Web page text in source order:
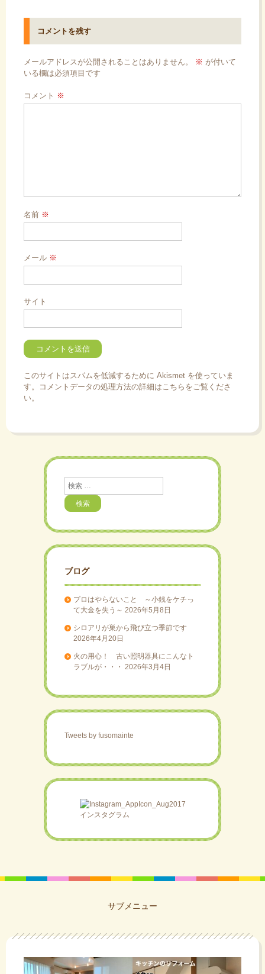
ビ
ゲ
シ
ン
コメントを残す
メールアドレスが公開されることはありません。 ※ が付いて
いる欄は必須項目です
コメント ※
名前 ※
メール ※
サイト
このサイトはスパムを低減するために Akismet を使っていま
す。
コメントデータの処理方法の詳細はこちらをご覧くださ
い。
検
索
ブログ
プロはやらないこと ～小銭をケチっ
て大金を失う～ 2026年5月8日
シロアリが巣から飛び立つ季節です
2026年4月20日
火の用心！ 古い照明器具にこんなト
ラブルが・・・ 2026年3月4日
Tweets by fusomainte
インスタグラム
サブメニュー